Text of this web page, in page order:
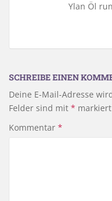
Ylan Öl
SCHREIBE EINEN
Deine E-Mail-Adresse
Felder sind mit * markiert
Kommentar *